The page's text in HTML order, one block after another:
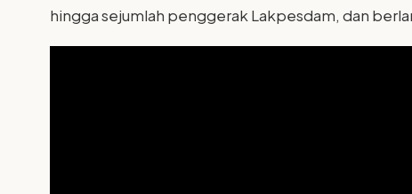
hingga sejumlah penggerak Lakpesdam, dan